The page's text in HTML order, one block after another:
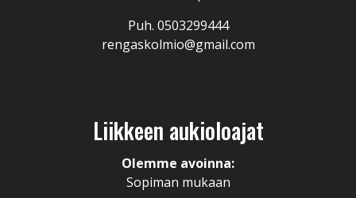
Puh. 0503299444
rengaskolmio@gmail.com
Liikkeen aukioloajat
Olemme avoinna:
Sopiman mukaan